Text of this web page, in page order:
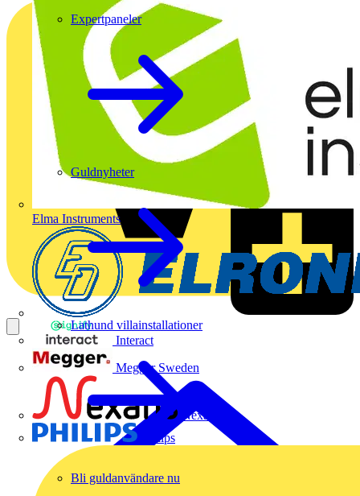
Elma Instruments
Interact
Megger Sweden
Nexans
Philips
Expertpaneler
Guldnyheter
Lathund villainstallationer
Bli guldanvändare nu